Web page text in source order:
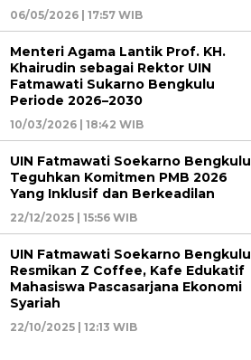
06/05/2026 | 17:57 WIB
Menteri Agama Lantik Prof. KH.
Khairudin sebagai Rektor UIN
Fatmawati Sukarno Bengkulu
Periode 2026–2030
10/03/2026 | 18:42 WIB
UIN Fatmawati Soekarno Bengkulu
Teguhkan Komitmen PMB 2026
Yang Inklusif dan Berkeadilan
22/12/2025 | 15:56 WIB
UIN Fatmawati Soekarno Bengkulu
Resmikan Z Coffee, Kafe Edukatif
Mahasiswa Pascasarjana Ekonomi
Syariah
22/10/2025 | 12:13 WIB